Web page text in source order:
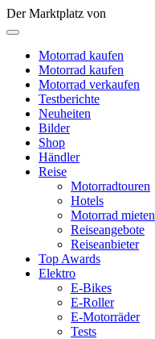
Der Marktplatz von
Motorrad kaufen
Motorrad kaufen
Motorrad verkaufen
Testberichte
Neuheiten
Bilder
Shop
Händler
Reise
Motorradtouren
Hotels
Motorrad mieten
Reiseangebote
Reiseanbieter
Top Awards
Elektro
E-Bikes
E-Roller
E-Motorräder
Tests